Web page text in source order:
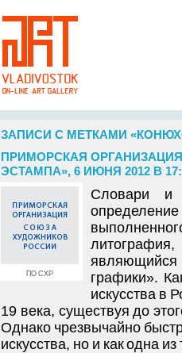
ЗАПИСИ С МЕТКАМИ
ПРИМОРСКАЯ
ЭСТАМПА», 6 ИЮНЯ 2012 В
ПО СХР
Словари и
графики».
искусства в
19 века, существуя до
Однако чрезвычайно
искусства, но и как одна